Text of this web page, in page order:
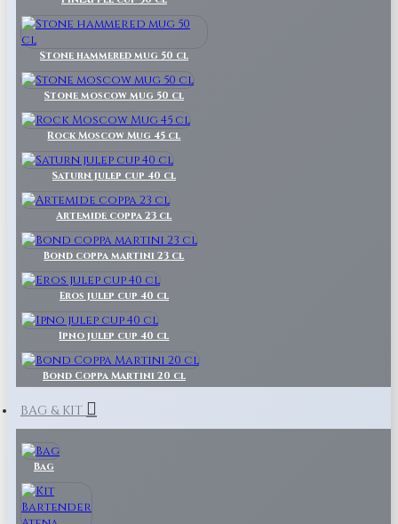
Stone hammered mug 50 cl
Stone moscow mug 50 cl
Rock Moscow Mug 45 cl
Saturn julep cup 40 cl
Artemide coppa 23 cl
Bond coppa martini 23 cl
Eros julep cup 40 cl
Ipno julep cup 40 cl
Bond Coppa Martini 20 cl
BAG & KIT
Bag